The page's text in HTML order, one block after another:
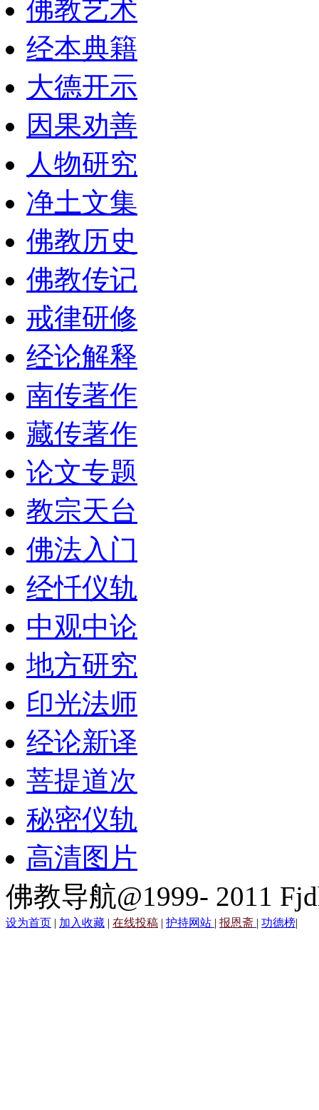
佛教艺术
经本典籍
大德开示
因果劝善
人物研究
净土文集
佛教历史
佛教传记
戒律研修
经论解释
南传著作
藏传著作
论文专题
教宗天台
佛法入门
经忏仪轨
中观中论
地方研究
印光法师
经论新译
菩提道次
秘密仪轨
高清图片
佛教导航@1999- 2011
设为首页 | 加入收藏 | 在线投稿 | 护持网站 | 报恩斋 | 功德榜|